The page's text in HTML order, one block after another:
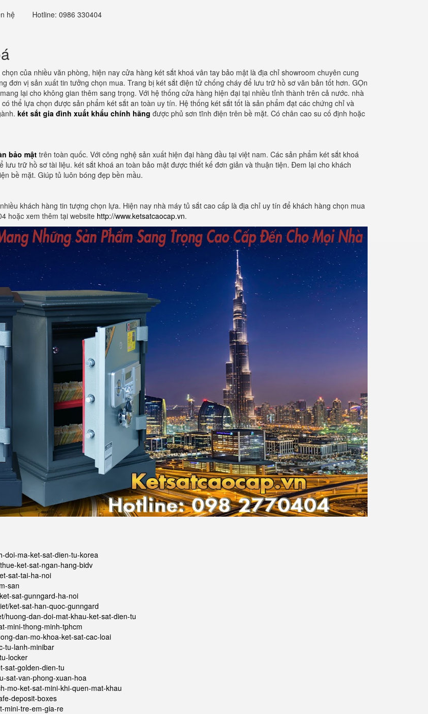
hệ Hotline: 0986 330404
chọn của nhiều văn phòng, hiện nay cửa hàng két sắt khoá vân tay bảo mật là địa chỉ showroom chuyên cung
đơn vị sản xuất tin tưởng chọn mua. Trang bị két sắt điện tử chống cháy để lưu trữ hồ sơ văn bản tốt hơn. GỌn
lại cho không gian thêm sang trọng. Với hệ thống cửa hàng hiện đại tại nhiều tỉnh thành trên cả nước. nhà
thể lựa chọn được sản phẩm két sắt an toàn uy tín. Hệ thống két sắt tốt là sản phẩm đạt các chứng chỉ và
két sắt gia đình xuất khẩu chính hãng được phủ sơn tĩnh điện trên bề mặt. Có chân cao su cố định hoặc
bảo mật trên toàn quốc. Với công nghệ sản xuất hiện đại hàng đầu tại việt nam. Các sản phẩm két sắt khoá
trữ hồ sơ tài liệu. két sắt khoá an toàn bảo mật được thiết kế đơn giản và thuận tiện. Đem lại cho khách
bề mặt. Giúp tủ luôn bóng đẹp bền mầu.
khách hàng tin tượng chọn lựa. Hiện nay nhà máy tủ sắt cao cấp là địa chỉ uy tín để khách hàng chọn mua
hoặc xem thêm tại website http://www.ketsatcaocap.vn.
doi-ma-ket-sat-dien-tu-korea
ket-sat-ngan-hang-bidv
sat-tai-ha-noi
san
sat-gunngard-ha-noi
ket-sat-han-quoc-gunngard
huong-dan-doi-mat-khau-ket-sat-dien-tu
mini-thong-minh-tphcm
dan-mo-khoa-ket-sat-cac-loai
tu-lanh-minibar
locker
sat-golden-dien-tu
sat-van-phong-xuan-hoa
mo-ket-sat-mini-khi-quen-mat-khau
deposit-boxes
mini-tre-em-gia-re